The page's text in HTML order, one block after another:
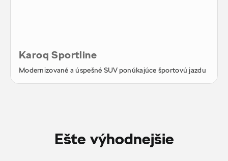
Karoq Sportline
Modernizované a úspešné SUV ponúkajúce športovú jazdu
Ešte výhodnejšie